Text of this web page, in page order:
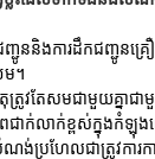
ញ្ជូននិងការដឹកជញ្ជូន
ម។
វតែសមជាមួយគ្នាជាមួ
ពជាក់លាក់ខ្ពស់ក្នុងកំឡុ
ង់ប្រហែលជាត្រូវការក